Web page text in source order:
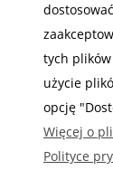
tych
użycie
opcję
Więcej o
Polityce